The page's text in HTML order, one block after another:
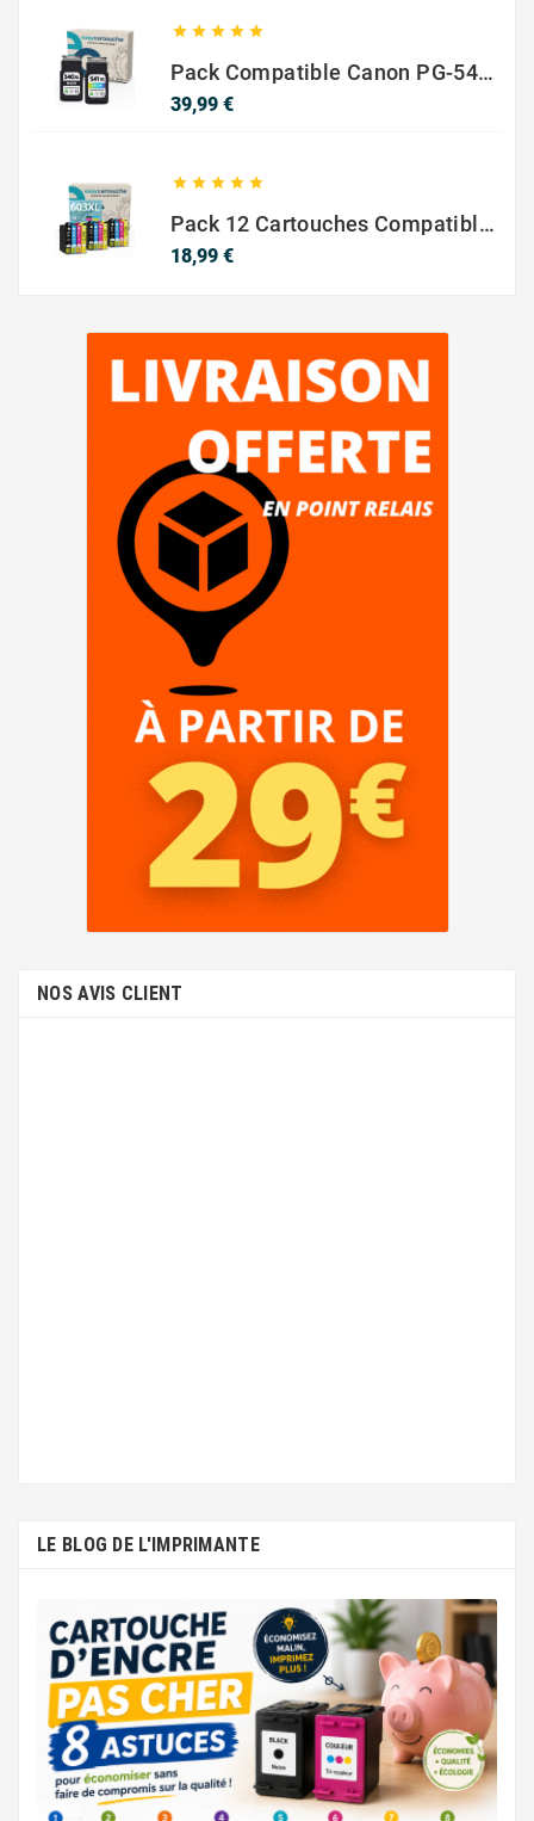
    
Pack Compatible Canon PG-540 XL / CL-541 XL – Noir & Couleur – Haute Capacité
39,99 €Prix
    
Pack 12 Cartouches Compatible EPSON 603XL
18,99 €Prix
NOS AVIS CLIENT
LE BLOG DE L'IMPRIMANTE